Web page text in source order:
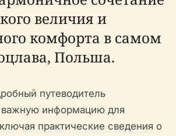
величия и
комфорта в самом
Польша.
путеводитель
важную информацию для
практические сведения о